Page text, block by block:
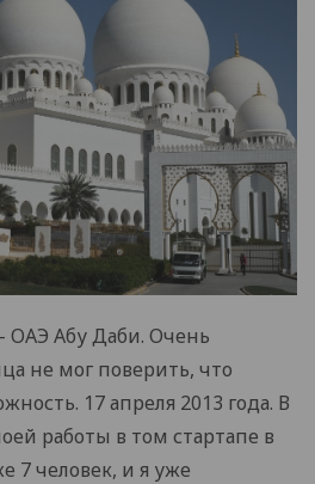
ОАЭ Абу Даби. Очень
не мог поверить, что
17 апреля 2013 года. В
работы в том стартапе в
7 человек, и я уже